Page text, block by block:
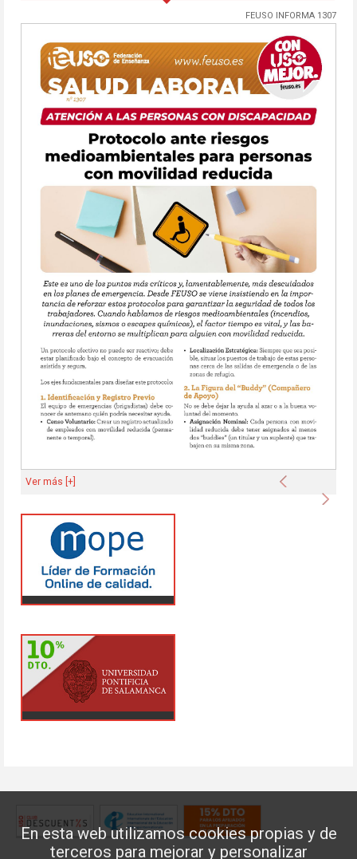
En esta web utilizamos cookies propias y de
terceros para mejorar y personalizar
FEUSO INFORMA 1307
Anterior
Ver más [+]